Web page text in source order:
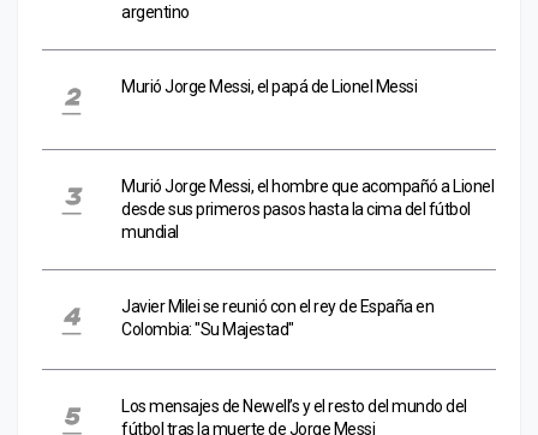
argentino
Murió Jorge Messi, el papá de Lionel Messi
Murió Jorge Messi, el hombre que acompañó a Lionel
desde sus primeros pasos hasta la cima del fútbol
mundial
Javier Milei se reunió con el rey de España en
Colombia: "Su Majestad"
Los mensajes de Newell’s y el resto del mundo del
fútbol tras la muerte de Jorge Messi